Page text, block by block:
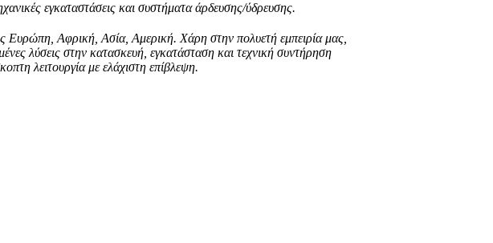
εγκαταστάσεις και συστήματα άρδευσης/ύδρευσης.
Ευρώπη, Αφρική, Ασία, Αμερική. Χάρη στην πολυετή εμπειρία μας,
λύσεις στην κατασκευή, εγκατάσταση και τεχνική συντήρηση
λειτουργία με ελάχιστη επίβλεψη.